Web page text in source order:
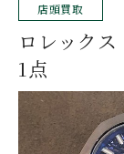
店頭買取
ロレック
1点